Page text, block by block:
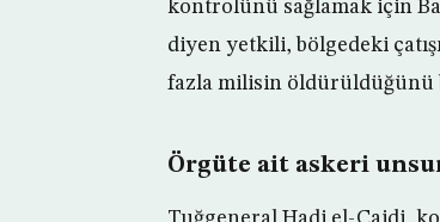
kontrolünü sağlamak için
diyen yetkili, bölgedeki
fazla milisin öldürüldüğünü
Örgüte ait askeri